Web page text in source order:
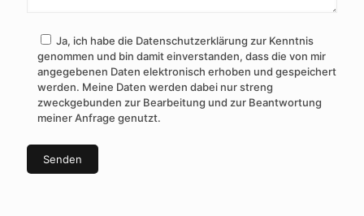
Ja, ich habe die Datenschutzerklärung zur Kenntnis
genommen und bin damit einverstanden, dass die von mir
angegebenen Daten elektronisch erhoben und gespeichert
werden. Meine Daten werden dabei nur streng
zweckgebunden zur Bearbeitung und zur Beantwortung
meiner Anfrage genutzt.